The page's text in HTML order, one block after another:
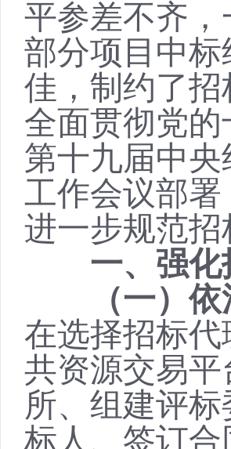
平参差不齐
部分项目中
佳，制约了
全面贯彻党
第十九届中
工作会议部
进一步规范
一、强
（一）
在选择招标
共资源交易
所、组建评
标人、签订